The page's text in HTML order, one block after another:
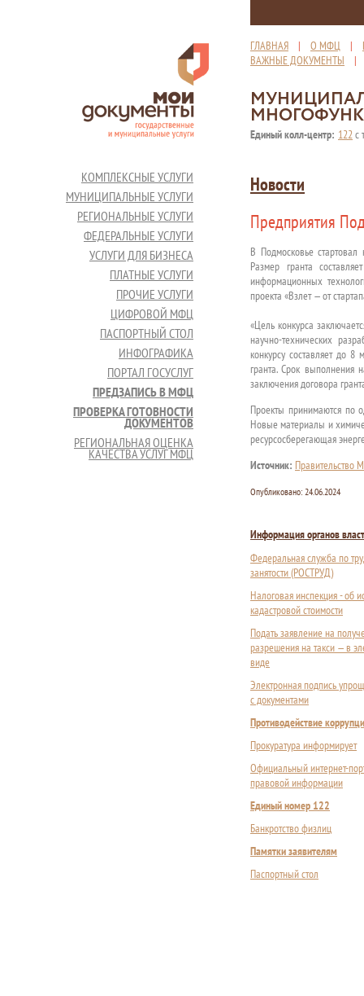
ГЛАВНАЯ | О МФЦ |
ВАЖНЫЕ ДОКУМЕНТЫ
Единый колл-центр: 122с
КОМПЛЕКСНЫЕ УСЛУГИ
МУНИЦИПАЛЬНЫЕ УСЛУГИ
РЕГИОНАЛЬНЫЕ УСЛУГИ
ФЕДЕРАЛЬНЫЕ УСЛУГИ
УСЛУГИ ДЛЯ БИЗНЕСА
ПЛАТНЫЕ УСЛУГИ
ПРОЧИЕ УСЛУГИ
ЦИФРОВОЙ МФЦ
ПАСПОРТНЫЙ СТОЛ
ИНФОГРАФИКА
ПОРТАЛ ГОСУСЛУГ
ПРЕДЗАПИСЬ В МФЦ
ПРОВЕРКА ГОТОВНОСТИ
ДОКУМЕНТОВ
РЕГИОНАЛЬНАЯ ОЦЕНКА
КАЧЕСТВА УСЛУГ МФЦ
Новости
Предприятия
В Подмосковье стартовал
Размер гранта
информационных
проекта «Взлет — от
«Цель конкурса
научно-технических
конкурсу составляет до
гранта. Срок выполнения
заключения договора
Проекты принимаются по
Новые материалы и
ресурсосберегающая
Источник: Правительство
Опубликовано: 24.06.2024
Информация органов
Федеральная служба по
занятости (РОСТРУД)
Налоговая инспекция - об
кадастровой стоимости
Подать заявление на
разрешения на такси — в
виде
Электронная подпись
с документами
Противодействие
Прокуратура информирует
Официальный интернет-
правовой информации
Единый номер 122
Банкротство физлиц
Памятки заявителям
Паспортный стол